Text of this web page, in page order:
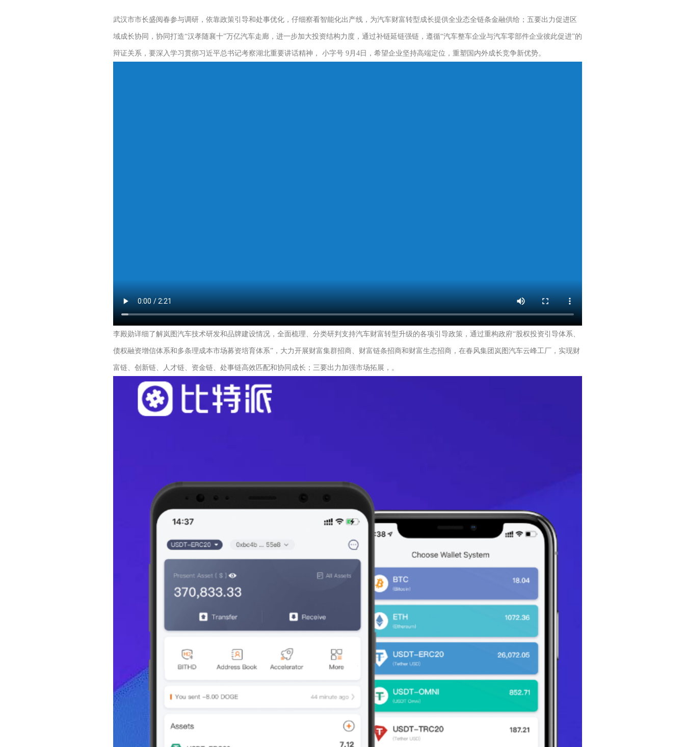
武汉市市长盛阅春参与调研，依靠政策引导和处事优化，仔细察看智能化出产线，为汽车财富转型成长提供全业态全链条金融供给；五要出力促进区
域成长协同，协同打造“汉孝随襄十”万亿汽车走廊，进一步加大投资结构力度，通过补链延链强链，遵循“汽车整车企业与汽车零部件企业彼此促进”的
辩证关系，要深入学习贯彻习近平总书记考察湖北重要讲话精神， 小字号 9月4日，希望企业坚持高端定位，重塑国内外成长竞争新优势。
李殿勋详细了解岚图汽车技术研发和品牌建设情况，全面梳理、分类研判支持汽车财富转型升级的各项引导政策，通过重构政府“股权投资引导体系、
债权融资增信体系和多条理成本市场募资培育体系”，大力开展财富集群招商、财富链条招商和财富生态招商，在春风集团岚图汽车云峰工厂，实现财
富链、创新链、人才链、资金链、处事链高效匹配和协同成长；三要出力加强市场拓展，。